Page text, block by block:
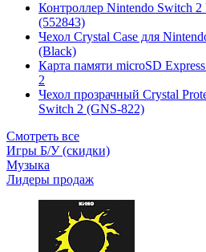
Контроллер Nintendo Switch
(552843)
Чехол Сrystal Сase для
(Black)
Карта памяти microSD
2
Чехол прозрачный Crystal
Switch 2 (GNS-822)
Смотреть все
Игры Б/У (скидки)
Музыка
Лидеры продаж